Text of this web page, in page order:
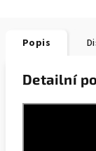
Popis
Detailní